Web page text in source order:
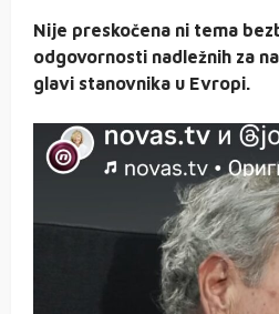
Nije preskočena ni tema
odgovornosti nadležnih za
glavi stanovnika u Evropi.